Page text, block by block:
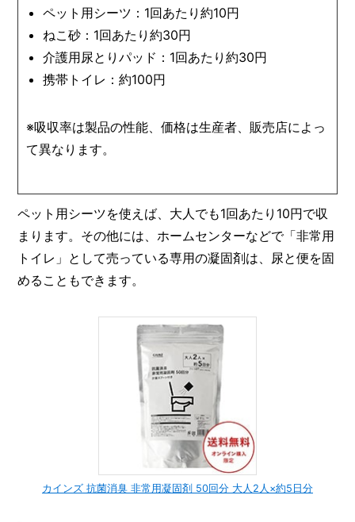
ペット用シーツ：1回あたり約10円
ねこ砂：1回あたり約30円
介護用尿とりパッド：1回あたり約30円
携帯トイレ：約100円
※吸収率は製品の性能、価格は生産者、販売店によっ
て異なります。
ペット用シーツを使えば、大人でも1回あたり10円で収
まります。その他には、ホームセンターなどで「非常用
トイレ」として売っている専用の凝固剤は、尿と便を固
めることもできます。
カインズ 抗菌消臭 非常用凝固剤 50回分 大人2人×約5日分